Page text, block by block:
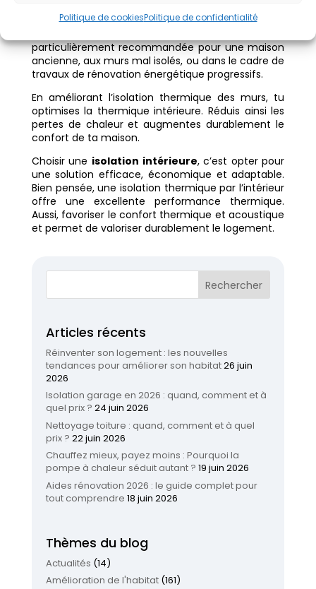
Politique de cookiesPolitique de confidentialité
confort thermiquerapidement, sans
particulièrement recommandée pour une maison
ancienne, aux murs mal isolés, ou dans le cadre de
travaux de rénovation énergétique progressifs.
En améliorant l’isolation thermique des murs, tu
optimises la thermique intérieure. Réduis ainsi les
pertes de chaleur et augmentes durablement le
confort de ta maison.
Choisir une isolation intérieure, c’est opter pour
une solution efficace, économique et adaptable.
Bien pensée, une isolation thermique par l’intérieur
offre une excellente performance thermique.
Aussi, favoriser le confort thermique et acoustique
et permet de valoriser durablement le logement.
Articles récents
Réinventer son logement : les nouvelles
tendances pour améliorer son habitat26 juin
2026
Isolation garage en 2026 : quand, comment et à
quel prix ? 24 juin 2026
Nettoyage toiture : quand, comment et à quel
prix ? 22 juin 2026
Chauffez mieux, payez moins : Pourquoi la
pompe à chaleur séduit autant ? 19 juin 2026
Aides rénovation 2026 : le guide complet pour
tout comprendre 18 juin 2026
Thèmes du blog
Actualités (14)
Amélioration de l'habitat(161)